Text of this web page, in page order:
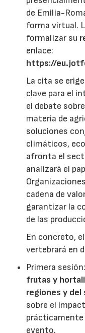
de Emilia-
forma virtual.
formalizar su
enlace:
https://
La cita se
clave para el
el debate
materia de
soluciones
climáticos,
afronta el
analizará el
cadena de
garantizar la
de las
En concreto,
vertebrará en
Primera sesión:
frutas y
regiones y
sobre el
prácticamente
evento.